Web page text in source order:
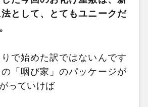
として、とてもユニークだ
で始めた訳ではないんです
「咽び家」のパッケージが
っていけば